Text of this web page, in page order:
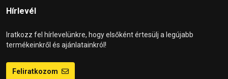
Hírlevél
Iratkozz fel hírlevelünkre, hogy elsőként értesülj a legújabb
termékeinkről és ajánlatainkról!
Feliratkozom